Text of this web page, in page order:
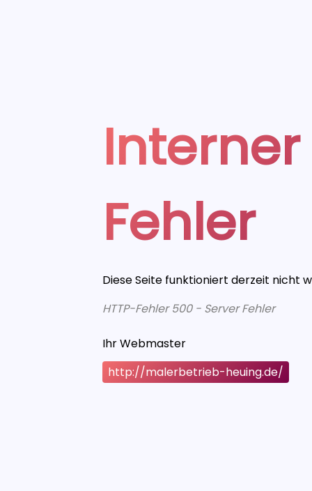
Fehler
Diese Seite funktioniert derzeit nicht
HTTP-Fehler 500 - Server Fehler
Ihr Webmaster
http://malerbetrieb-heuing.de/